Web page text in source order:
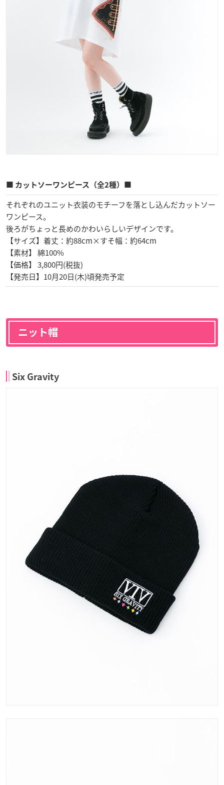
■ カットソーワンピース（全2種）■
それぞれのユニット衣装のモチーフを落とし込んだカットソー
ワンピース。
後ろがちょっと長めのかわいらしいデザインです。
【サイズ】着丈：約88cm×すそ幅：約64cm
【素材】 綿100%
【価格】 3,800円(税抜)
【発売日】10月20日(木)頃発売予定
ニット帽
Six Gravity